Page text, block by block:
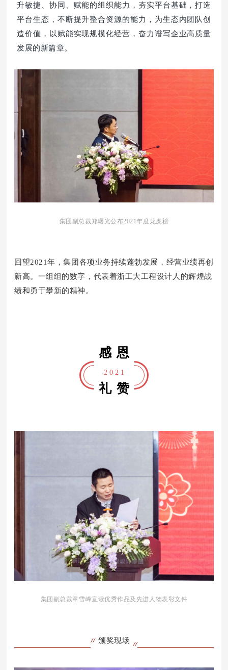
升敏捷、协同、赋能的组织能力，夯实平台基础，打造
平台生态，不断提升整合资源的能力，为生态内团队创
造价值，以赋能实现规模化经营， 奋力谱写企业高质量
发展的新篇章。
集团副总裁郑曙光公布2021年度龙虎榜
回望2021年，集团各项业务持续蓬勃发展，经营业绩再创
新高。一组组的数字，代表着浙工大工程设计人的辉煌战
绩和勇于攀新的精神。
感恩
2 0 2 1
礼赞
集团副总裁章雪峰宣读优秀作品及先进人物表彰文件
颁奖现场